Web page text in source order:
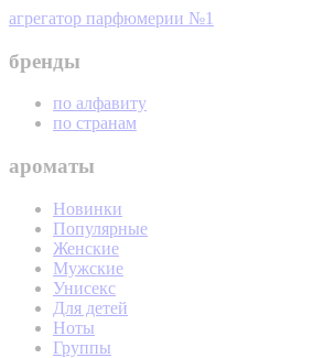
агрегатор парфюмерии №1
бренды
по алфавиту
по странам
ароматы
Новинки
Популярные
Женские
Мужские
Унисекс
Для детей
Ноты
Группы